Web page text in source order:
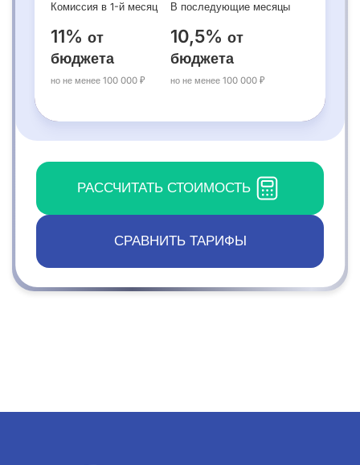
Комиссия в 1-й месяц
11% от
бюджета
но не менее 100 000 ₽
В последующие месяцы
10,5% от
бюджета
но не менее 100 000 ₽
РАССЧИТАТЬ СТОИМОСТЬ
СРАВНИТЬ ТАРИФЫ